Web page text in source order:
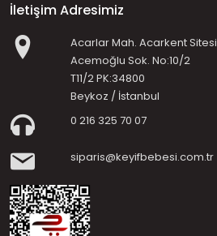
İletişim Adresimiz
Acarlar Mah. Acarkent Sitesi
Acemoğlu Sok. No:10/2
T11/2 PK:34800
Beykoz / İstanbul
0 216 325 70 07
siparis@keyifbebesi.com.tr